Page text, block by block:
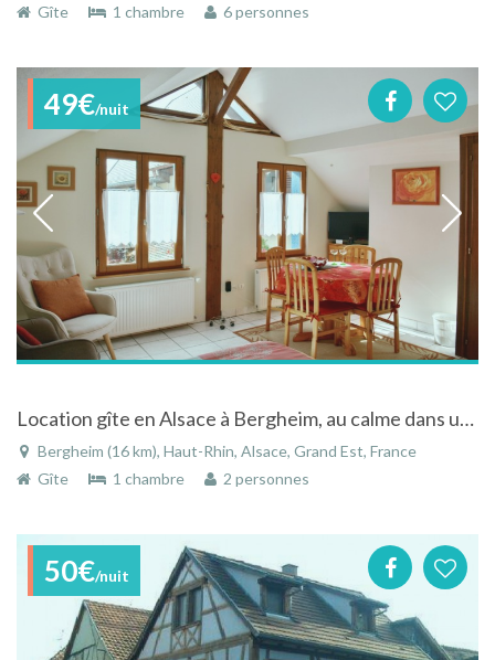
Gîte
1 chambre 6 personnes
49€/nuit
Location gîte en Alsace à Bergheim, au calme dans un village médieval pitoresque
Bergheim (16 km), Haut-Rhin, Alsace, Grand Est, France
Gîte
1 chambre 2 personnes
50€/nuit